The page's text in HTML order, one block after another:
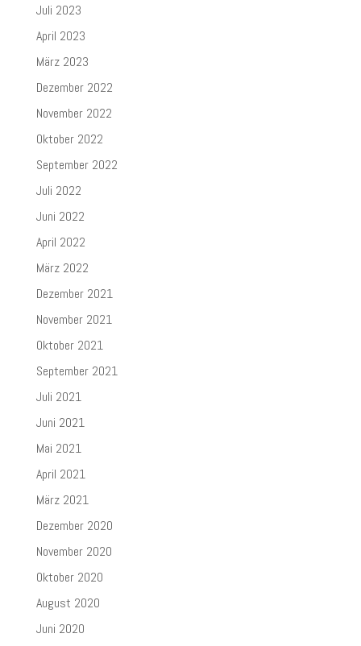
Juli 2023
April 2023
März 2023
Dezember 2022
November 2022
Oktober 2022
September 2022
Juli 2022
Juni 2022
April 2022
März 2022
Dezember 2021
November 2021
Oktober 2021
September 2021
Juli 2021
Juni 2021
Mai 2021
April 2021
März 2021
Dezember 2020
November 2020
Oktober 2020
August 2020
Juni 2020